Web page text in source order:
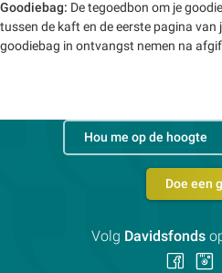
Goodiebag: De tegoedbon om je
tussen de kaft en de eerste pagina
goodiebag in ontvangst nemen na
Hou me op de hoogte
Doe een
Volg Davidsfonds
Volg